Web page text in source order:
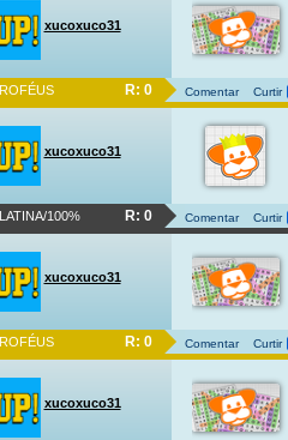
xucoxuco31
R: 0 Comentar Curtir
xucoxuco31
100% R: 0 Comentar Curtir
xucoxuco31
R: 0 Comentar Curtir
xucoxuco31